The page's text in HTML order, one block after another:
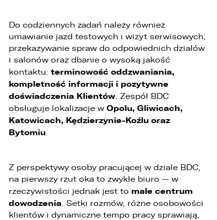
Do codziennych zadań należy również
umawianie jazd testowych i wizyt serwisowych,
przekazywanie spraw do odpowiednich działów
i salonów oraz dbanie o wysoką jakość
kontaktu: terminowość oddzwaniania,
kompletność informacji i pozytywne
doświadczenia Klientów. Zespół BDC
obsługuje lokalizacje w Opolu, Gliwicach,
Katowicach, Kędzierzynie-Koźlu oraz
Bytomiu.
Z perspektywy osoby pracującej w dziale BDC,
na pierwszy rzut oka to zwykłe biuro — w
rzeczywistości jednak jest to małe centrum
dowodzenia. Setki rozmów, różne osobowości
klientów i dynamiczne tempo pracy sprawiają,
uchylenia dyrektywy 95/46/WE (ogólne
rozporządzenie o ochronie danych „RODO”),
informujemy o zasadach przetwarzania
Państwa danych osobowych oraz o
przysługujących Państwu prawach z tym
związanych.
1. Współadministratorami danych osobowych
są:
1. LELLEK sp. z o.o. ul. Opolska 2c 45-960 Opole,
2. LELLEK Gliwice sp. z o.o. ul. Portowa 2 44-100
Katowicach ul. T. Kościuszki 328 40-608
Katowice,
5. 3L.PL. z o.o. ul. Opolska 2c 45-960 Opole.
1. Kontakt z Inspektorem Ochrony Danych -
iod@lellek.com.pl